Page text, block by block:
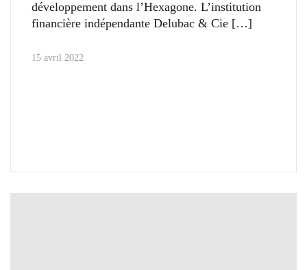
développement dans l’Hexagone. L’institution
financière indépendante Delubac & Cie
15 avril 2022